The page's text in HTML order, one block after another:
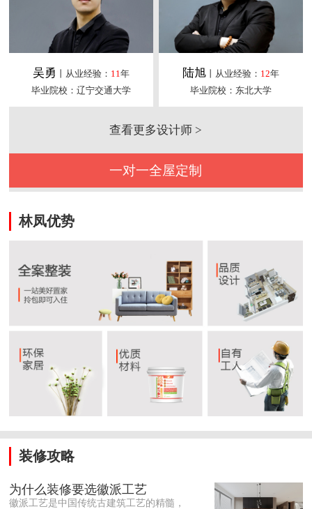
吴勇 丨从业经验： 11年
毕业院校：辽宁交通大学
陆旭丨从业经验： 12年
毕业院校：东北大学
查看更多设计师 >
一对一全屋定制
林凤优势
装修攻略
为什么装修要选徽派工艺
徽派工艺是中国传统古建筑工艺的精髓，